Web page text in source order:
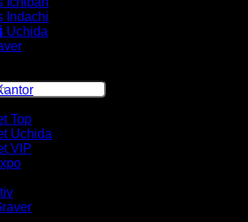
Indachi
Uchida
Top
Uchida
VIP